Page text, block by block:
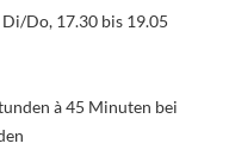
Do, 17.30 bis 19.05
à 45 Minuten bei